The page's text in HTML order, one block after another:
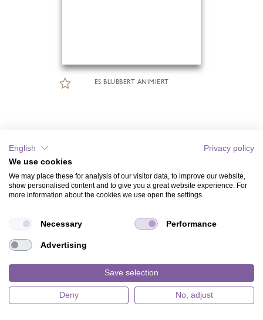
ES BLUBBERT ANIMIERT
English
Privacy policy
We use cookies
We may place these for analysis of our visitor data, to improve our website,
show personalised content and to give you a great website experience. For
more information about the cookies we use open the settings.
Necessary Performance
Advertising
Save selection
Deny No, adjust